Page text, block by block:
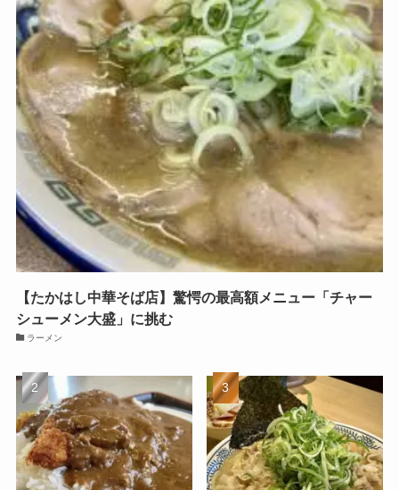
【たかはし中華そば店】驚愕の最高額メニュー「チャー
シューメン大盛」に挑む
ラーメン